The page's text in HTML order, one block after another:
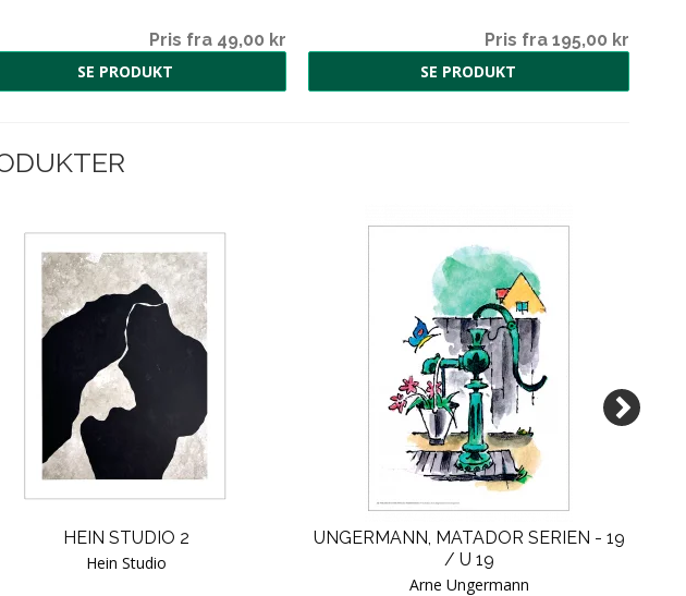
Pris fra 49,00 kr
SE PRODUKT
Pris fra 195,00 kr
SE PRODUKT
HEIN STUDIO 2
Hein Studio
UNGERMANN, MATADOR SERIEN - 19
/ U 19
Arne Ungermann